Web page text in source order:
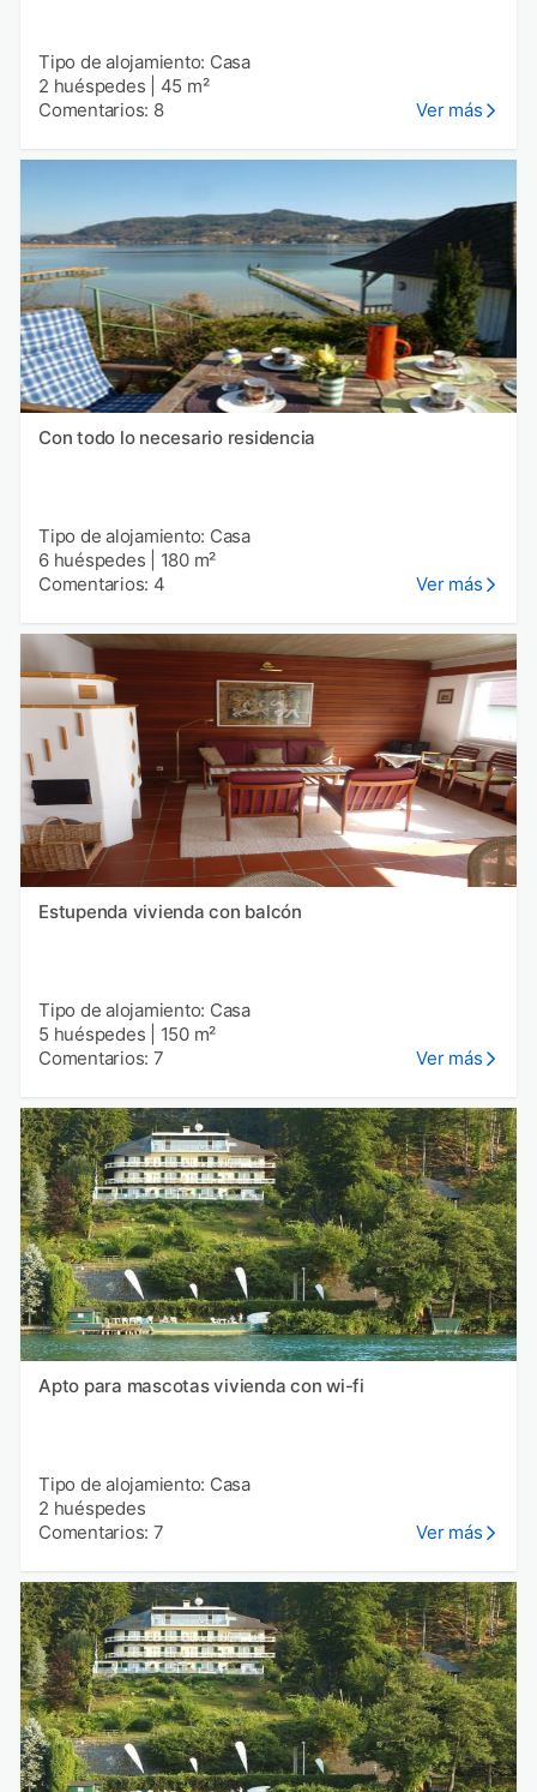
Tipo de alojamiento: Casa
2 huéspedes
45 m²
Comentarios: 8
Ver más
Con todo lo necesario residencia
Tipo de alojamiento: Casa
6 huéspedes
180 m²
Comentarios: 4
Ver más
Estupenda vivienda con balcón
Tipo de alojamiento: Casa
5 huéspedes
150 m²
Comentarios: 7
Ver más
Apto para mascotas vivienda con wi-fi
Tipo de alojamiento: Casa
2 huéspedes
Comentarios: 7
Ver más